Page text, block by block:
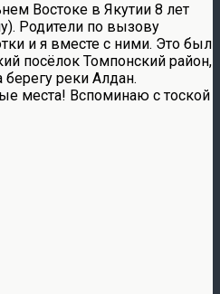
Востоке в Якутии 8 лет
Родители по вызову
и я вместе с ними. Это был
посёлок Томпонский район,
реки Алдан.
места! Вспоминаю с тоской